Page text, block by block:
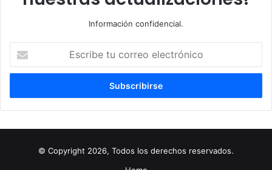
Información confidencial.
correo
© Copyright 2026, Todos los derechos reservados.